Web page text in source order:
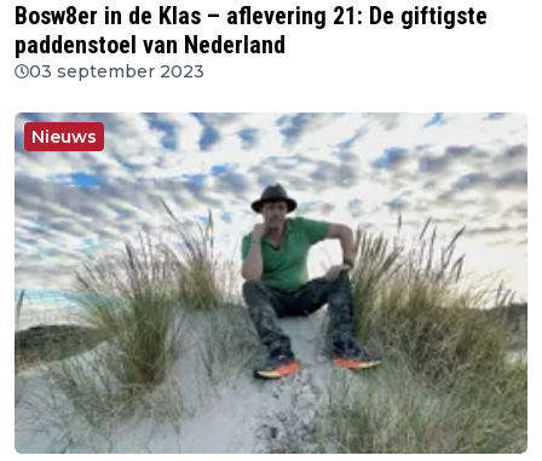
Bosw8er in de Klas – aflevering 21: De giftigste
paddenstoel van Nederland
03 september 2023
Nieuws